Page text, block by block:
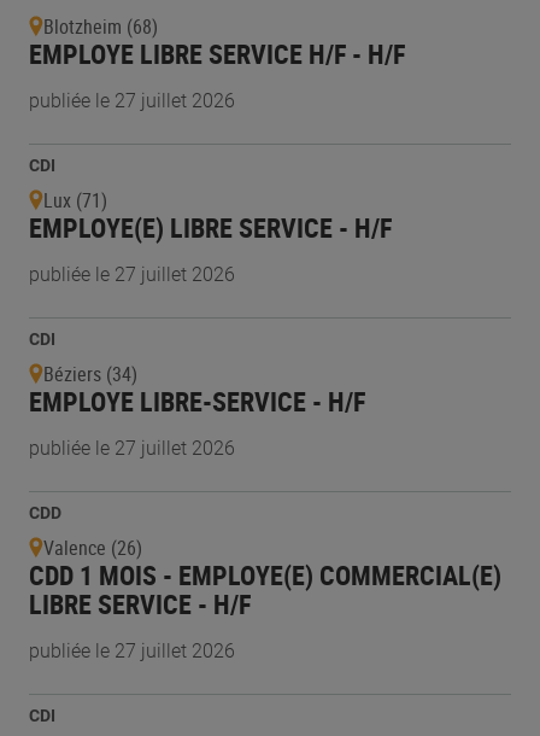
Blotzheim (68)
EMPLOYE LIBRE SERVICE H/F - H/F
publiée le 27 juillet 2026
CDI
Lux (71)
EMPLOYE(E) LIBRE SERVICE - H/F
publiée le 27 juillet 2026
CDI
Béziers (34)
EMPLOYE LIBRE-SERVICE - H/F
publiée le 27 juillet 2026
CDD
Valence (26)
CDD 1 MOIS - EMPLOYE(E) COMMERCIAL(E)
LIBRE SERVICE - H/F
publiée le 27 juillet 2026
CDI